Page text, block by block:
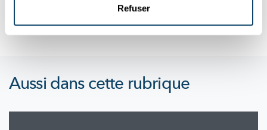
Refuser
University of Luxembourg
Aussi dans cette rubrique